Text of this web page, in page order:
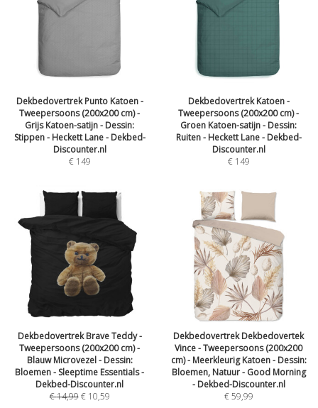
Dekbedovertrek Punto Katoen -
Tweepersoons (200x200 cm) -
Grijs Katoen-satijn - Dessin:
Stippen - Heckett Lane - Dekbed-
Discounter.nl
€ 149
Dekbedovertrek Katoen -
Tweepersoons (200x200 cm) -
Groen Katoen-satijn - Dessin:
Ruiten - Heckett Lane - Dekbed-
Discounter.nl
€ 149
Dekbedovertrek Brave Teddy -
Tweepersoons (200x200 cm) -
Blauw Microvezel - Dessin:
Bloemen - Sleeptime Essentials -
Dekbed-Discounter.nl
€14,99 € 10,59
Dekbedovertrek Dekbedovertek
Vince - Tweepersoons (200x200
cm) - Meerkleurig Katoen - Dessin:
Bloemen, Natuur - Good Morning
- Dekbed-Discounter.nl
€59,99